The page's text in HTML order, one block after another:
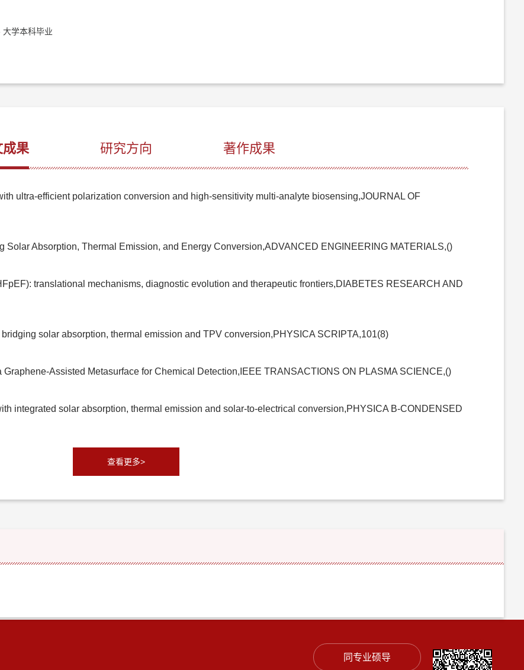
学本科毕业
成果 研究方向 著作成果
ultra-efficient polarization conversion and high-sensitivity multi-analyte biosensing,JOURNAL OF
Solar Absorption, Thermal Emission, and Energy Conversion,ADVANCED ENGINEERING MATERIALS,()
translational mechanisms, diagnostic evolution and therapeutic frontiers,DIABETES RESEARCH AND
solar absorption, thermal emission and TPV conversion,PHYSICA SCRIPTA,101(8)
Assisted Metasurface for Chemical Detection,IEEE TRANSACTIONS ON PLASMA SCIENCE,()
integrated solar absorption, thermal emission and solar-to-electrical conversion,PHYSICA B-CONDENSED
查看更多>
同专业硕导